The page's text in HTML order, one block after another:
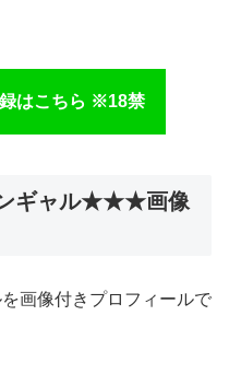
録はこちら ※18禁
ンギャル★★★画像
画像付きプロフィールで